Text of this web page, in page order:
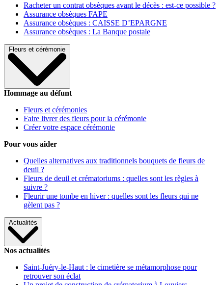
Racheter un contrat obsèques avant le décès : est-ce possible ?
Assurance obsèques FAPE
Assurance obsèques : CAISSE D’EPARGNE
Assurance obsèques : La Banque postale
Fleurs et cérémonie
Hommage au défunt
Fleurs et cérémonies
Faire livrer des fleurs pour la cérémonie
Créer votre espace cérémonie
Pour vous aider
Quelles alternatives aux traditionnels bouquets de fleurs de
deuil ?
Fleurs de deuil et crématoriums : quelles sont les règles à
suivre ?
Fleurir une tombe en hiver : quelles sont les fleurs qui ne
gèlent pas ?
Actualités
Nos actualités
Saint-Juéry-le-Haut : le cimetière se métamorphose pour
retrouver son éclat